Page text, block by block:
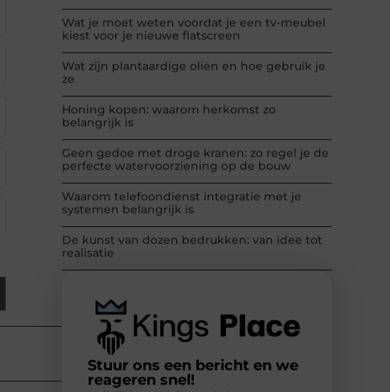
Wat je moet weten voordat je een tv-meubel
kiest voor je nieuwe flatscreen
Wat zijn plantaardige oliën en hoe gebruik je
ze
Honing kopen: waarom herkomst zo
belangrijk is
Geen gedoe met droge kranen: zo regel je de
perfecte watervoorziening op de bouw
Waarom telefoondienst integratie met je
systemen belangrijk is
De kunst van dozen bedrukken: van idee tot
realisatie
Stuur ons een bericht en we
reageren snel!